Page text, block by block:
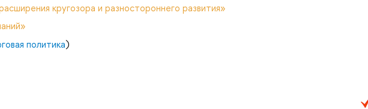
кругозора и разностороннего развития»
политика)